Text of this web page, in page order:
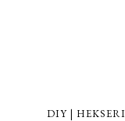
DIY |